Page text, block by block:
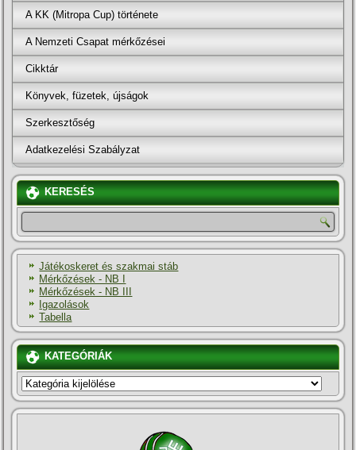
A KK (Mitropa Cup) története
A Nemzeti Csapat mérkőzései
Cikktár
Könyvek, füzetek, újságok
Szerkesztőség
Adatkezelési Szabályzat
KERESÉS
Játékoskeret és szakmai stáb
Mérkőzések - NB I
Mérkőzések - NB III
Igazolások
Tabella
KATEGÓRIÁK
KATEGÓRIÁK